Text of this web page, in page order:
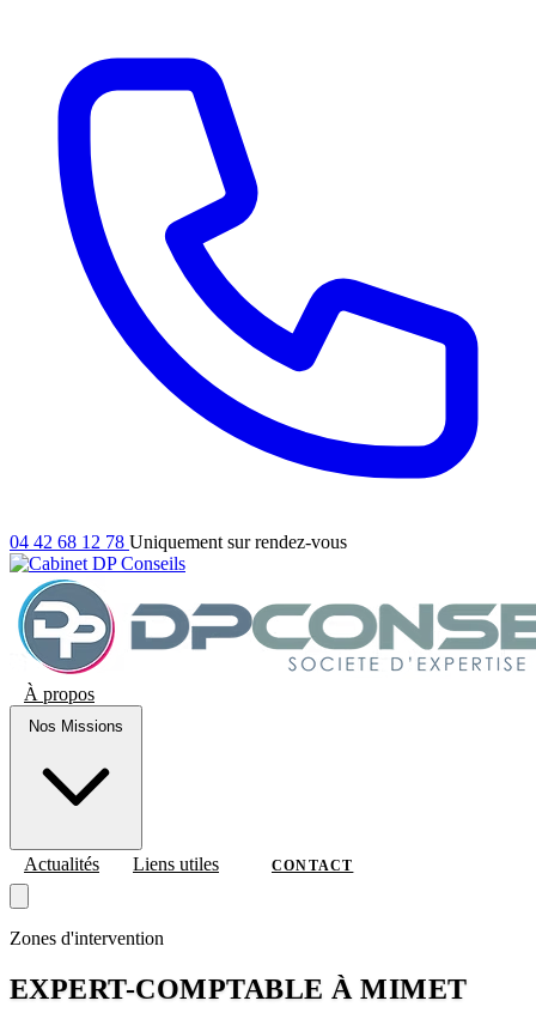
04 42 68 12 78 Uniquement sur rendez-vous
À propos
Nos Missions
Actualités Liens utiles CONTACT
Zones d'intervention
EXPERT-COMPTABLE À MIMET